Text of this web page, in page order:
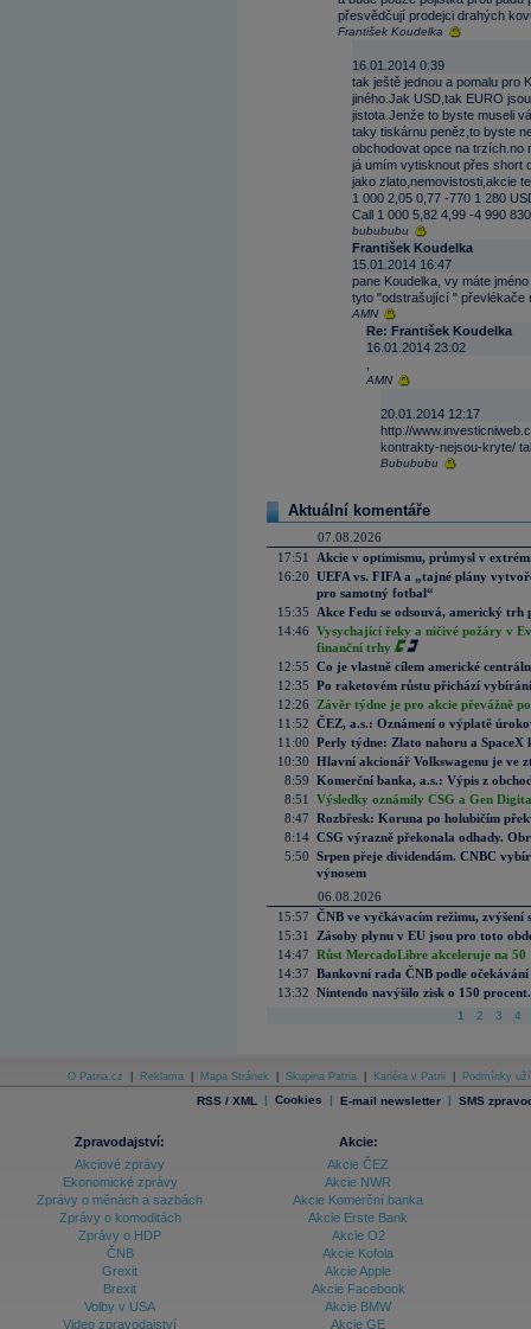
přesvědčují prodejci drahých
František Koudelka
16.01.2014 0:39
tak ještě jednou a pomalu pro
jiného.Jak USD,tak EURO
jistota.Jenže to byste museli
taky tiskárnu peněz,to byste
obchodovat opce na trzích.no
já umím vytisknout přes short
jako zlato,nemovistosti,akcie
1 000 2,05 0,77 -770 1 280
Call 1 000 5,82 4,99 -4 990
bubububu
František Koudelka
15.01.2014 16:47
pane Koudelka, vy máte
tyto "odstrašující " převlékače
AMN
Re: František Koudelka
16.01.2014 23:02
AMN
20.01.2014 12:17
http://
kontrakty-nejsou-kryte/
Bubububu
Aktuální komentáře
07.08.2026
17:51
Akcie v optimismu, průmysl v
16:20 UEFA vs. FIFA a „tajné plány
pro samotný fotbal“
15:35
Akce Fedu se odsouvá, americký
14:46 Vysychající řeky a ničivé požáry v
finanční trhy
12:55 Co je vlastně cílem americké
12:35 Po raketovém růstu přichází
12:26
Závěr týdne je pro akcie převážně
11:52 ČEZ, a.s.: Oznámení o výplatě
11:00 Perly týdne: Zlato nahoru a SpaceX
10:30 Hlavní akcionář Volkswagenu je ve
8:59 Komerční banka, a.s.: Výpis z
8:51
Výsledky oznámily CSG a Gen
8:47 Rozbřesk: Koruna po holubičím
8:14 CSG výrazně překonala odhady.
5:50 Srpen přeje dividendám. CNBC
výnosem
06.08.2026
15:57 ČNB ve vyčkávacím režimu, zvýšení
15:31
Zásoby plynu v EU jsou pro toto
14:47 Růst MercadoLibre akceleruje na
14:37 Bankovní rada ČNB podle
13:32 Nintendo navýšilo zisk o 150
1 2 3 4
O Patria.cz Reklama Mapa Stránek Skupina Patria Kariéra v Patrii Podmínky
RSS / XML | Cookies | E-mail newsletter | SMS
Zpravodajství:
Akciové zprávy
Ekonomické zprávy
Zprávy o měnách a sazbách
Zprávy o komoditách
Zprávy o HDP
ČNB
Grexit
Brexit
Volby v USA
Video zpravodajství
Akcie:
Akcie ČEZ
Akcie NWR
Akcie Komerční banka
Akcie Erste Bank
Akcie O2
Akcie Kofola
Akcie Apple
Akcie Facebook
Akcie BMW
Akcie GE